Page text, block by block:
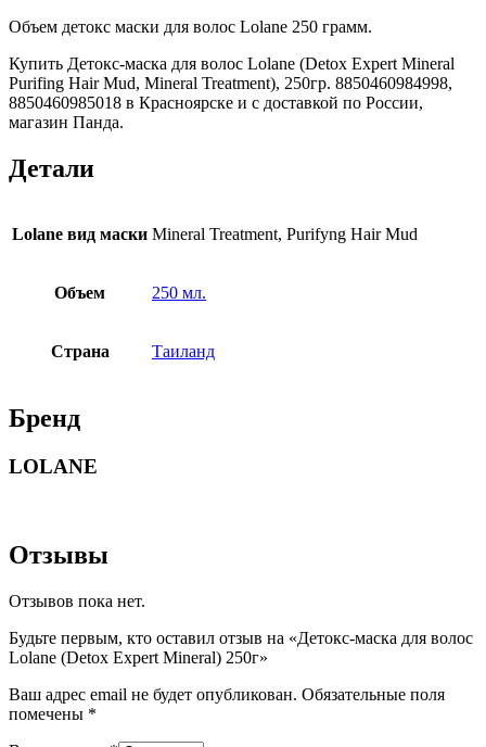
Объем детокс маски для волос Lolane 250 грамм.
Купить Детокс-маска для волос Lolane (Detox Expert Mineral
Purifing Hair Mud, Mineral Treatment), 250гр. 8850460984998,
8850460985018 в Красноярске и с доставкой по России,
магазин Панда.
Детали
Lolane вид маски Mineral Treatment, Purifyng Hair Mud
Объем 250 мл.
Страна Таиланд
Бренд
LOLANE
Отзывы
Отзывов пока нет.
Будьте первым, кто оставил отзыв на «Детокс-маска для волос
Lolane (Detox Expert Mineral) 250г»
Ваш адрес email не будет опубликован. Обязательные поля
помечены *